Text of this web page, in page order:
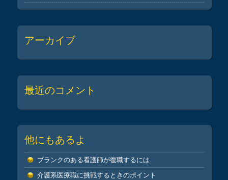
アーカイブ
最近のコメント
他にもあるよ
ブランクのある看護師が復職するには
介護系医療職に挑戦するときのポイント